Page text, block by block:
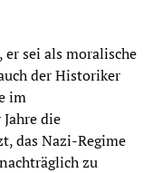
er sei als moralische
der Historiker
im
die
das Nazi-Regime
zu